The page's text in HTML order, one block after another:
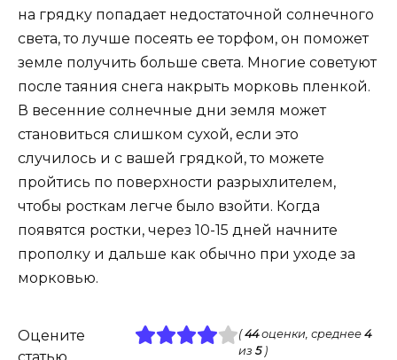
на грядку попадает недостаточной солнечного
света, то лучше посеять ее торфом, он поможет
земле получить больше света. Многие советуют
после таяния снега накрыть морковь пленкой.
В весенние солнечные дни земля может
становиться слишком сухой, если это
случилось и с вашей грядкой, то можете
пройтись по поверхности разрыхлителем,
чтобы росткам легче было взойти. Когда
появятся ростки, через 10-15 дней начните
прополку и дальше как обычно при уходе за
морковью.
Оцените
(44оценки, среднее4
из5)